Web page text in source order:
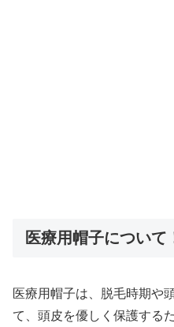
医療用帽子について
医療用帽子は、脱毛時期や
て、頭皮を優しく保護する